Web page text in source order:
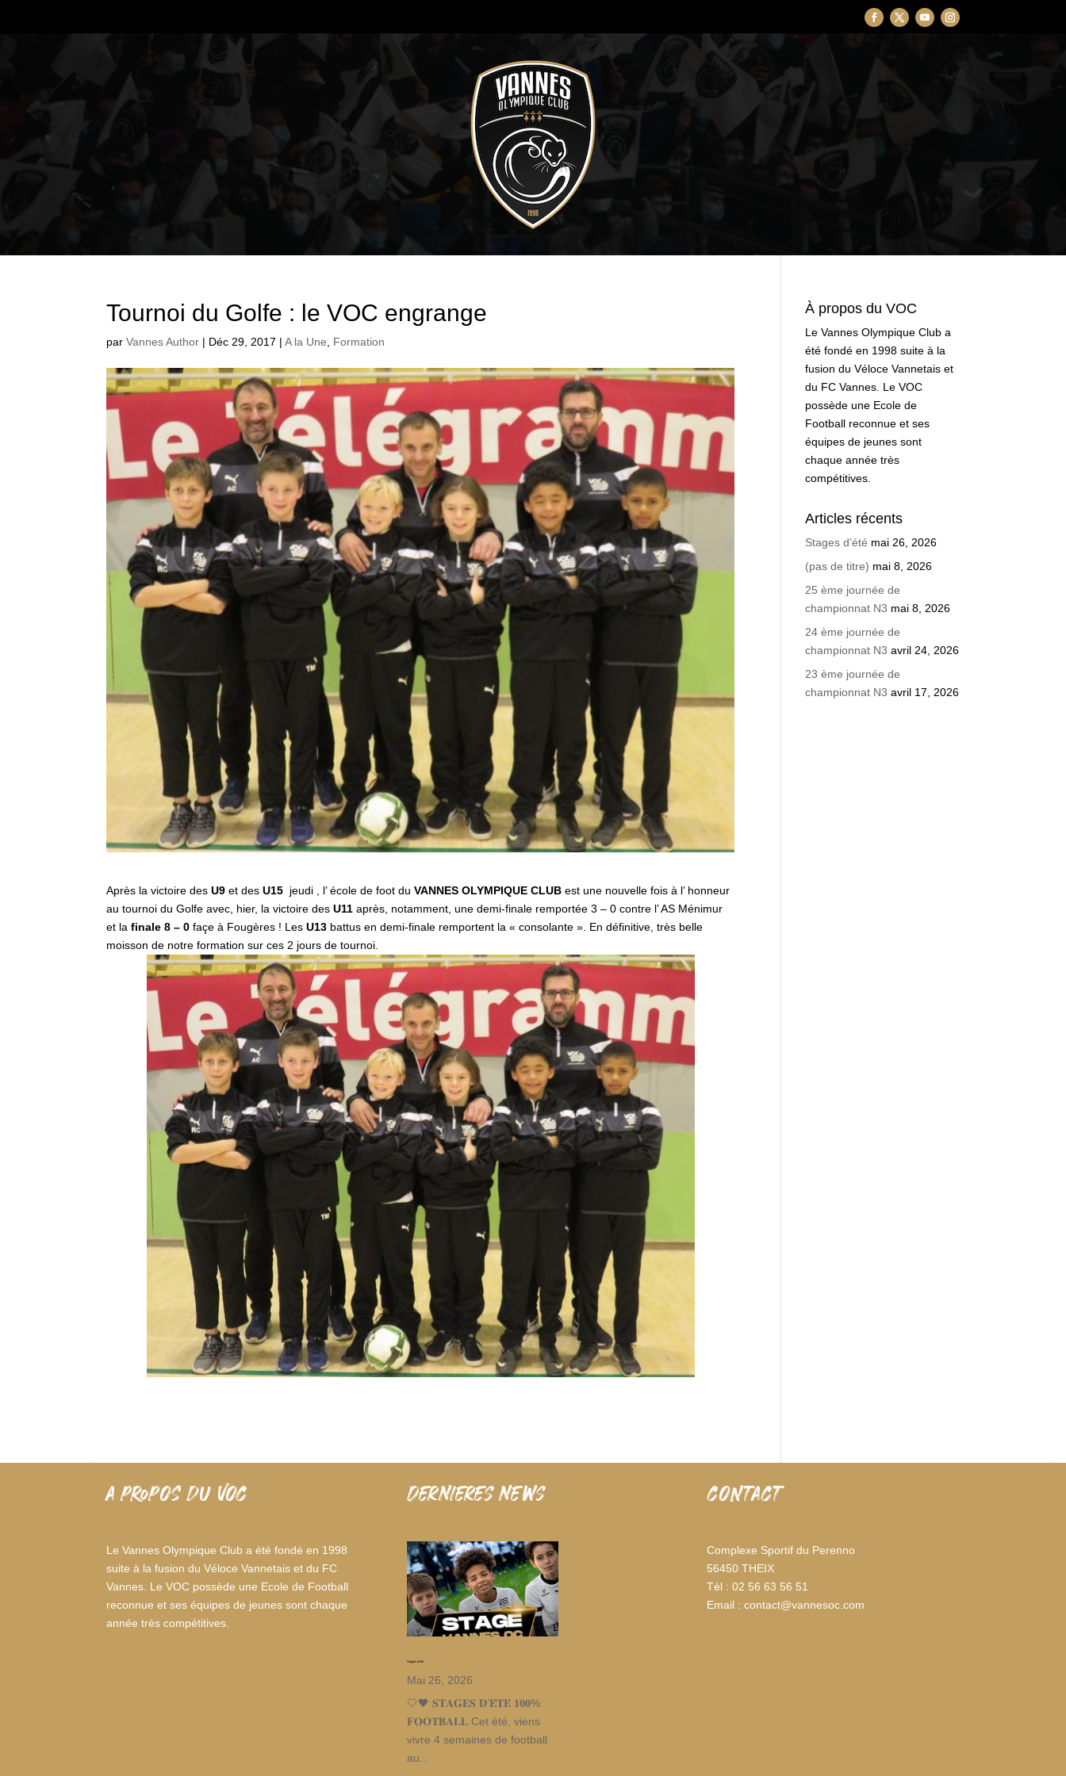
Tournoi du Golfe : le VOC engrange
parVannes Author | Déc 29, 2017 |A la Une, Formation
Après la victoire des U9 et des U15 jeudi , l’ école de foot du VANNES OLYMPIQUE CLUB est une nouvelle fois à l’ honneur
au tournoi du Golfe avec, hier, la victoire desU11 après, notamment, une demi-finale remportée 3 – 0 contre l’ AS Ménimur
et lafinale 8 – 0 façe à Fougères ! Les U13 battus en demi-finale remportent la « consolante ». En définitive, très belle
moisson de notre formation sur ces 2 jours de tournoi.
À propos du VOC
Le Vannes Olympique Club a
été fondé en 1998 suite à la
fusion du Véloce Vannetais et
du FC Vannes. Le VOC
possède une Ecole de
Football reconnue et ses
équipes de jeunes sont
chaque année très
compétitives.
Articles récents
Stages d’été mai 26, 2026
(pas de titre) mai 8, 2026
25 ème journée de
championnat N3 mai 8, 2026
24 ème journée de
championnat N3 avril 24, 2026
23 ème journée de
championnat N3 avril 17, 2026
A PROPOS DU VOC
Le Vannes Olympique Club a été fondé en 1998
suite à la fusion du Véloce Vannetais et du FC
Vannes. Le VOC possède une Ecole de Football
reconnue et ses équipes de jeunes sont chaque
année très compétitives.
dernieres news
Stages d’été
Mai 26, 2026
🤍🖤 𝐒𝐓𝐀𝐆𝐄𝐒 𝐃’𝐄́𝐓𝐄́ 𝟏𝟎𝟎%
𝐅𝐎𝐎𝐓𝐁𝐀𝐋𝐋 Cet été, viens
vivre 4 semaines de football
au...
CONTACT
Complexe Sportif du Perenno
56450 THEIX
Tèl : 02 56 63 56 51
Email : contact@vannesoc.com